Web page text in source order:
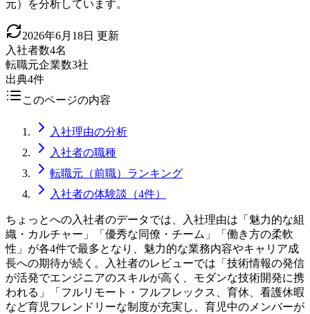
元）を分析しています。
2026年6月18日 更新
入社者数4名
転職元企業数3社
出典4件
このページの内容
入社理由の分析
入社者の職種
転職元（前職）ランキング
入社者の体験談（4件）
ちょっとへの入社者のデータでは、入社理由は「魅力的な組
織・カルチャー」「優秀な同僚・チーム」「働き方の柔軟
性」が各4件で最多となり、魅力的な業務内容やキャリア成
長への期待が続く。入社者のレビューでは「技術情報の発信
が活発でエンジニアのスキルが高く、モダンな技術開発に携
われる」「フルリモート・フルフレックス、育休、看護休暇
など育児フレンドリーな制度が充実し、育児中のメンバーが